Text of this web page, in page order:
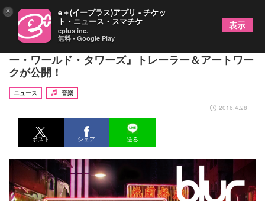
blurライブドキュメンタリー映画『ブラー：ニュ
ー・ワールド・タワーズ』トレーラー＆アートワー
クが公開！
ニュース
音楽
2016.4.28
ポスト シェア 送る
× e＋(イープラス)アプリ - チケッ
ト・ニュース・スマチケ
eplus inc.
無料 - Google Play
表示